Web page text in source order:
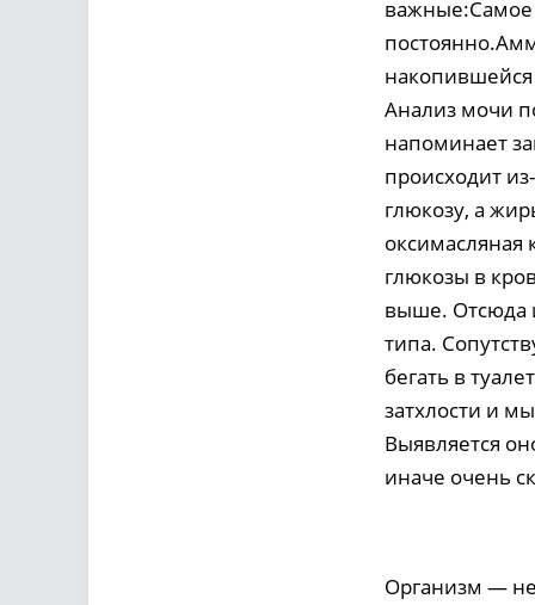
важные:Самое
Анализ мочи
напоминает
происходит
глюкозу, а
оксимасляная
глюкозы в
выше. Отсюда
типа.
бегать в
затхлости и
Выявляется
иначе очень
Организм —